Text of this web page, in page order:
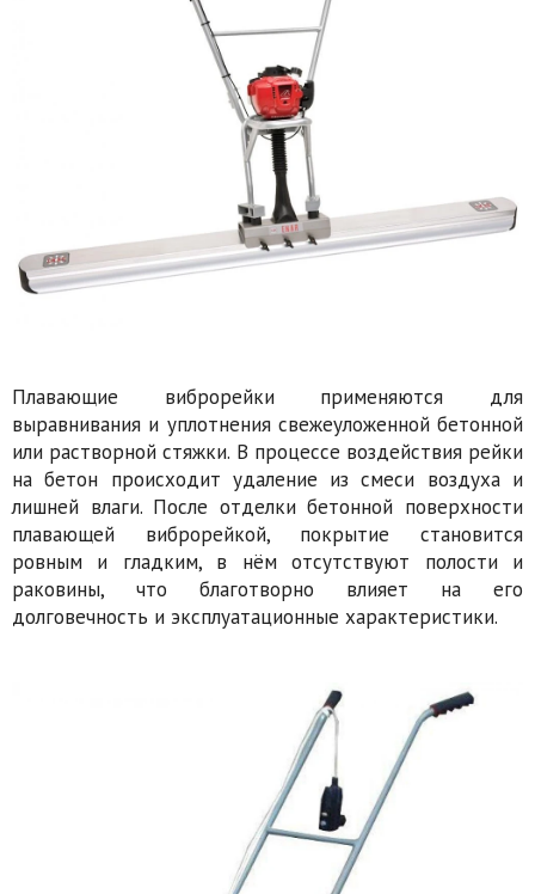
Плавающие виброрейки применяются для
выравнивания и уплотнения свежеуложенной бетонной
или растворной стяжки. В процессе воздействия рейки
на бетон происходит удаление из смеси воздуха и
лишней влаги. После отделки бетонной поверхности
плавающей виброрейкой, покрытие становится
ровным и гладким, в нём отсутствуют полости и
раковины, что благотворно влияет на его
долговечность и эксплуатационные характеристики.